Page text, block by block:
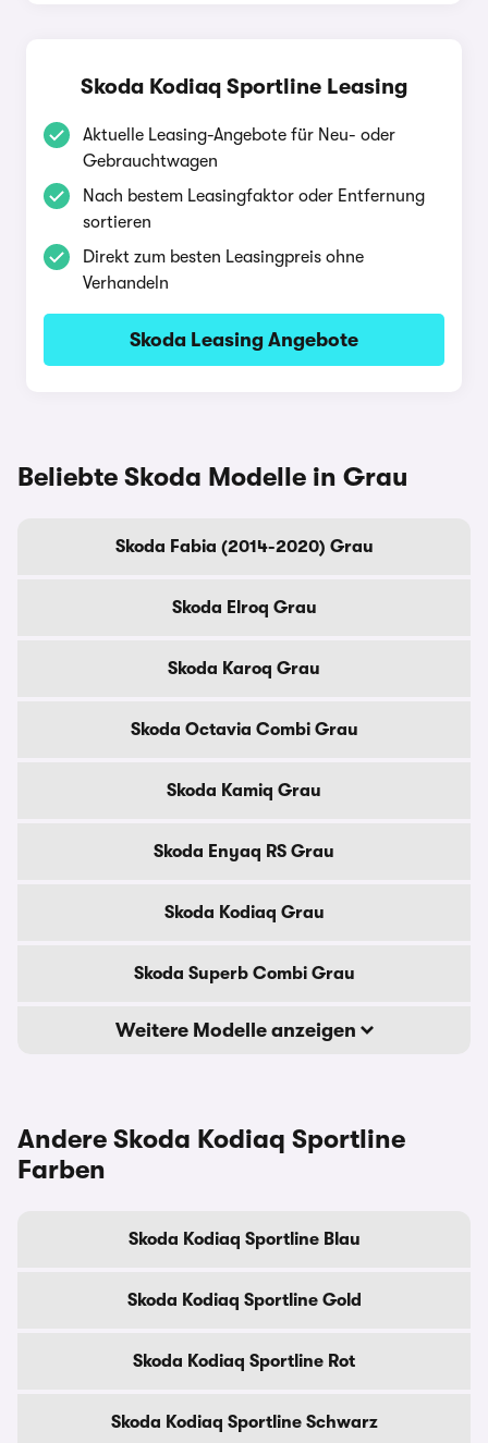
Skoda Kodiaq Sportline Leasing
Aktuelle Leasing-Angebote für Neu- oder
Gebrauchtwagen
Nach bestem Leasingfaktor oder Entfernung
sortieren
Direkt zum besten Leasingpreis ohne
Verhandeln
Skoda Leasing Angebote
Beliebte Skoda Modelle in Grau
Skoda Fabia (2014-2020) Grau
Skoda Elroq Grau
Skoda Karoq Grau
Skoda Octavia Combi Grau
Skoda Kamiq Grau
Skoda Enyaq RS Grau
Skoda Kodiaq Grau
Skoda Superb Combi Grau
Weitere Modelle anzeigen
Andere Skoda Kodiaq Sportline
Farben
Skoda Kodiaq Sportline Blau
Skoda Kodiaq Sportline Gold
Skoda Kodiaq Sportline Rot
Skoda Kodiaq Sportline Schwarz